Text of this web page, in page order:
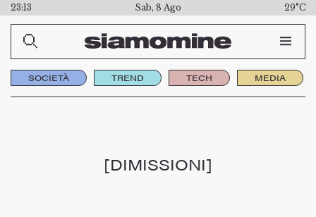
23:13 Sab, 8 Ago 29°C
SOCIETÀ TREND TECH MEDIA
[DIMISSIONI]